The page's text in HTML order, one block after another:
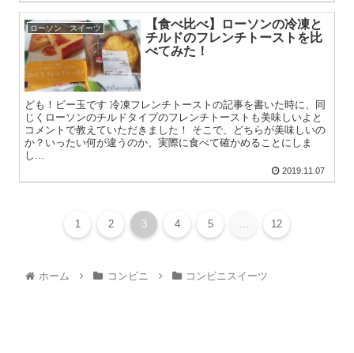
ローソン スイーツ
【食べ比べ】ローソンの冷凍と
チルドのフレンチトーストを比
べてみた！
ども！ビー玉です 冷凍フレンチトーストの記事を書いた時に、同
じくローソンのチルドタイプのフレンチトーストも美味しいよと
コメントで教えていただきました！ そこで、どちらが美味しいの
か？いったい何が違うのか、実際に食べて確かめることにしま
し...
2019.11.07
1 2 3 4 5 12
ホーム コンビニ コンビニスイーツ